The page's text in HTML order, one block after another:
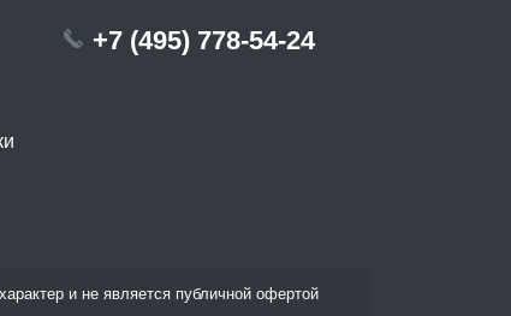
+7 (495) 778-54-24
и не является публичной офертой